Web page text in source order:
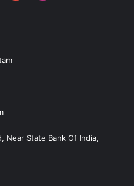
Near State Bank Of India,